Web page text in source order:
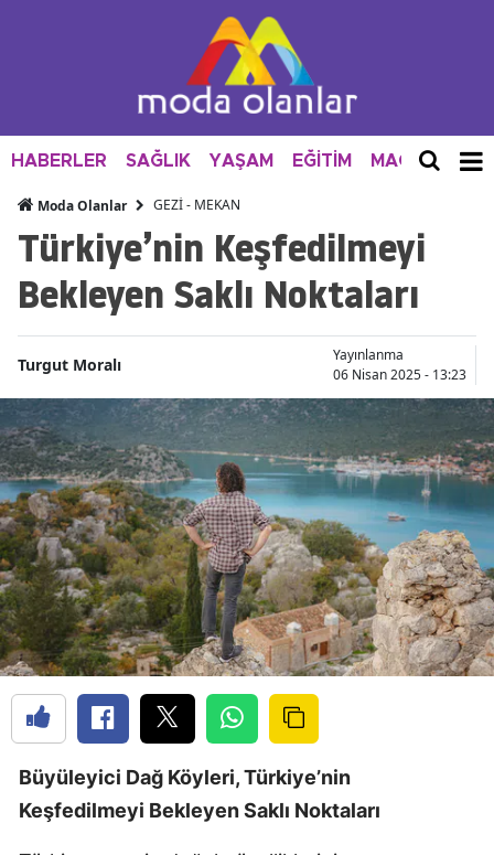
HABERLER SAĞLIK YAŞAM EĞİTİM MAGAZİN
Moda Olanlar GEZİ - MEKAN
Türkiye’nin Keşfedilmeyi
Bekleyen Saklı Noktaları
Turgut Moralı
Yayınlanma
06 Nisan 2025 - 13:23
Büyüleyici Dağ Köyleri, Türkiye’nin
Keşfedilmeyi Bekleyen Saklı Noktaları